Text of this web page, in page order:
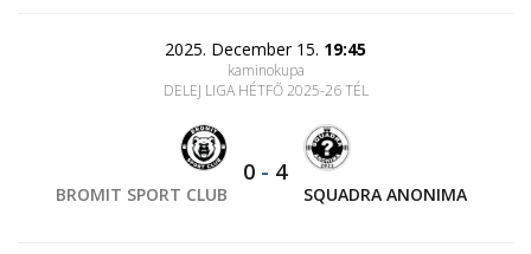
2025. December 15. 19:45
kaminokupa
DELEJ LIGA HÉTFŐ 2025-26 TÉL
BROMIT SPORT CLUB
0 - 4
SQUADRA ANONIMA